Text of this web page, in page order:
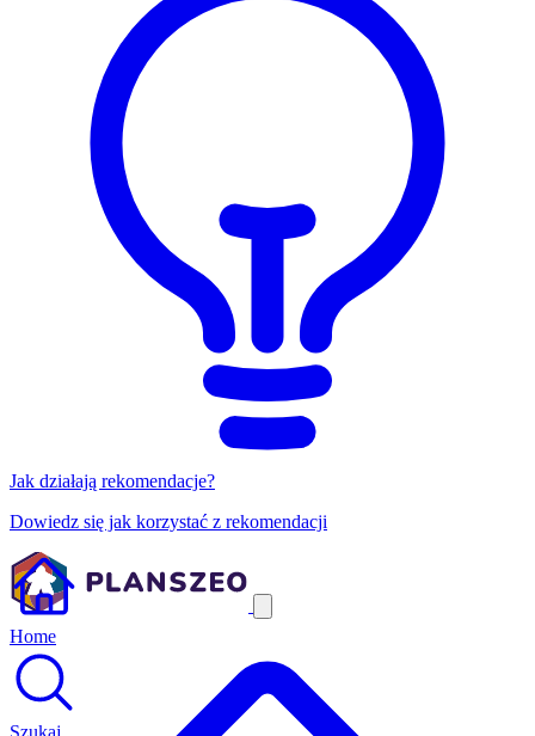
Jak działają rekomendacje?
Dowiedz się jak korzystać z rekomendacji
Home
Szukaj